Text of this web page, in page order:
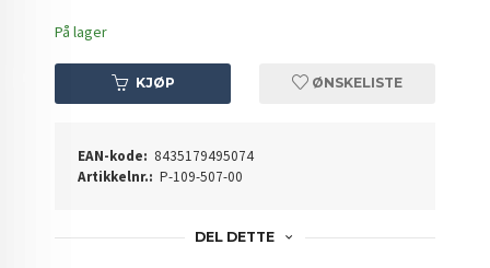
På lager
KJØP ØNSKELISTE
EAN-kode: 8435179495074
Artikkelnr.: P-109-507-00
DEL DETTE